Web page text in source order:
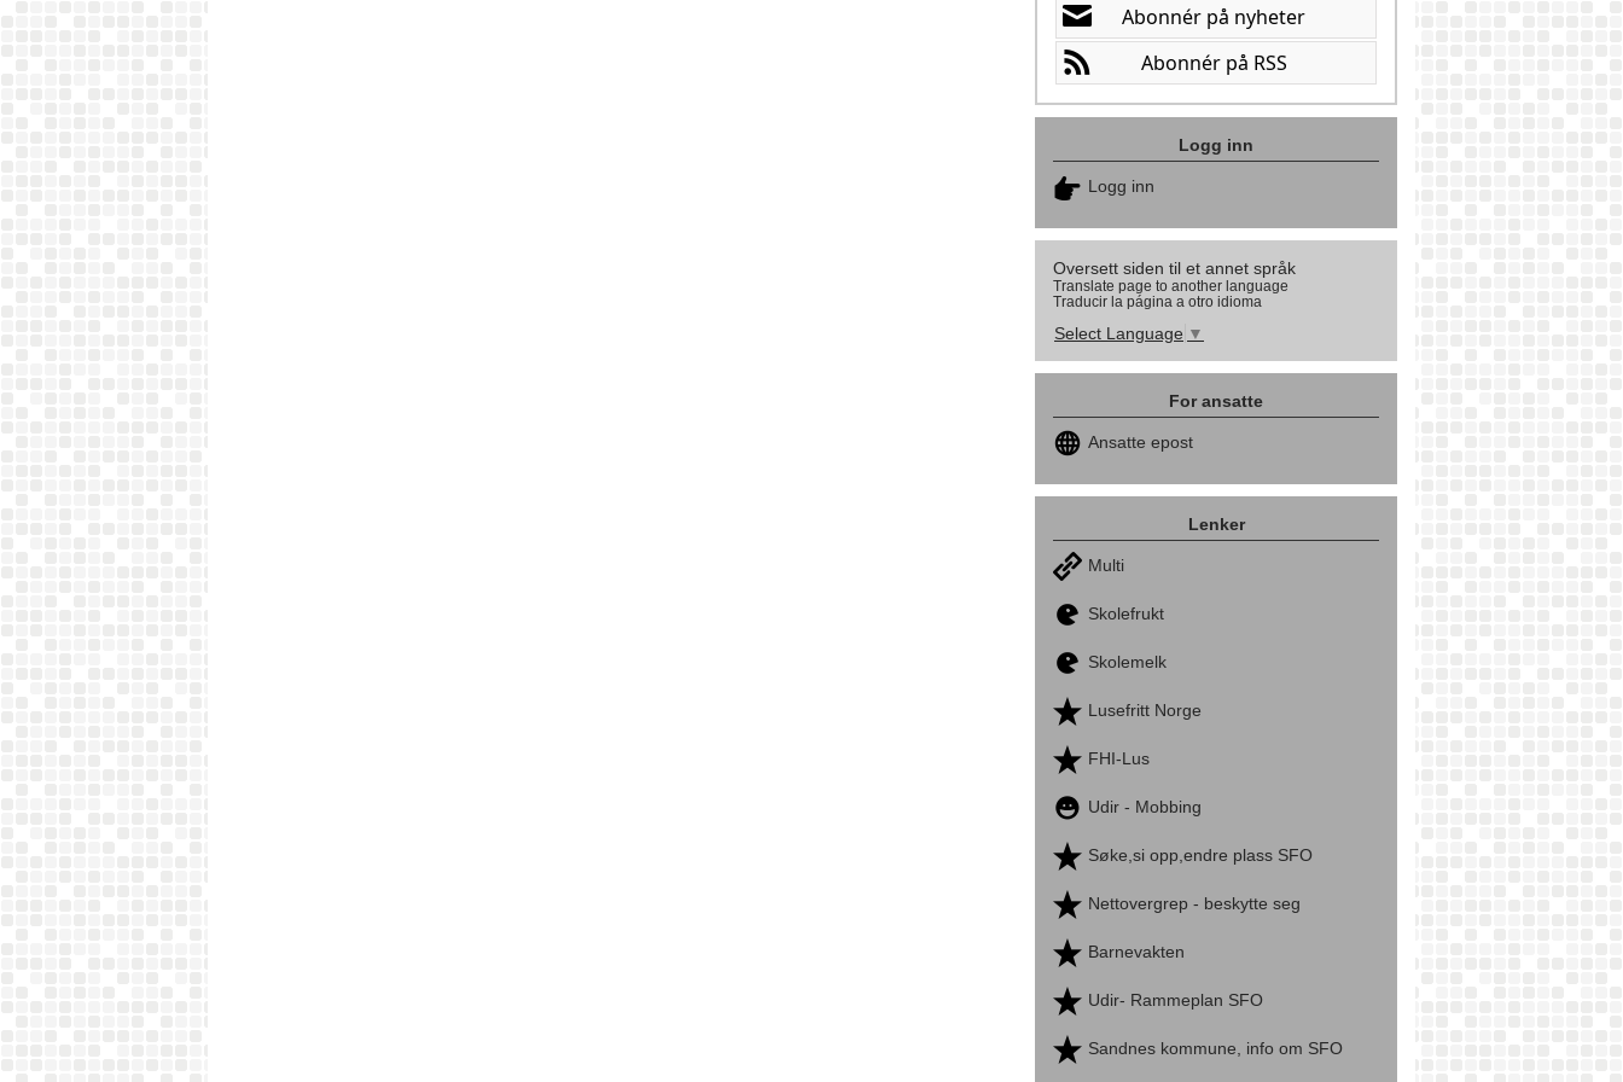
Logg inn
Logg inn
Oversett siden til et annet språk
Translate page to another language
Traducir la página a otro idioma
Select Language ▼
For ansatte
Ansatte epost
Lenker
Multi
Skolefrukt
Skolemelk
Lusefritt Norge
FHI-Lus
Udir - Mobbing
Søke,si opp,endre plass SFO
Nettovergrep - beskytte seg
Barnevakten
Udir- Rammeplan SFO
Sandnes kommune, info om SFO